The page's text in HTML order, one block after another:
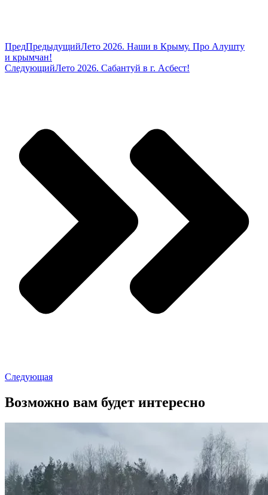
ПредПредыдущийЛето 2026. Наши в Крыму. Про Алушту
и крымчан!
СледующийЛето 2026. Сабантуй в г. Асбест!
Следующая
Возможно вам будет интересно